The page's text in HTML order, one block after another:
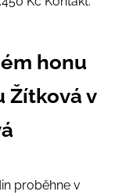
honu
Žítková v
proběhne v